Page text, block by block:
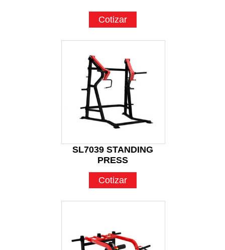
Cotizar
SL7039 STANDING
PRESS
Cotizar